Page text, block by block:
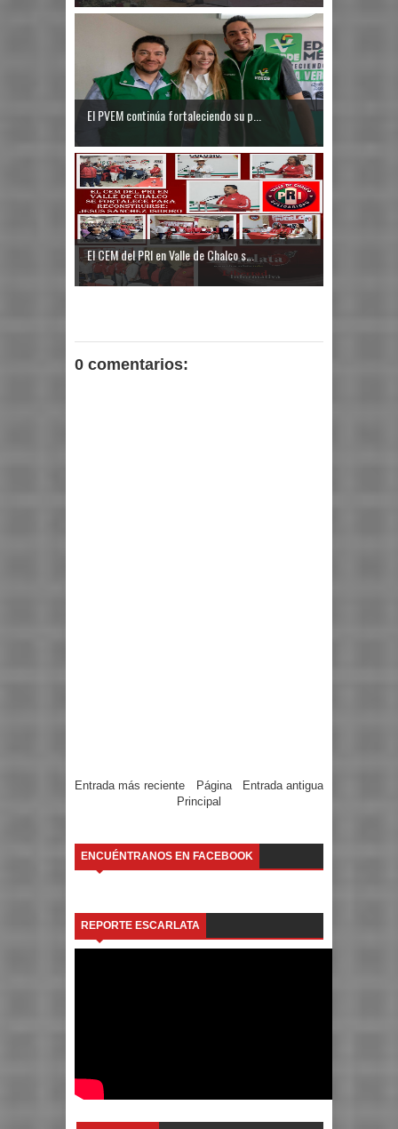
El PVEM continúa fortaleciendo su p...
El CEM del PRI en Valle de Chalco s...
0 comentarios:
Entrada más reciente Entrada antigua
Página
Principal
ENCUÉNTRANOS EN FACEBOOK
REPORTE ESCARLATA